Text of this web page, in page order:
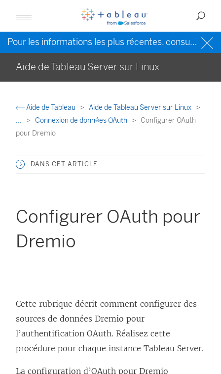
Pour les informations les plus récentes, consultez l’
Aide de Tableau Server sur Linux
Aide de Tableau
Aide de Tableau Server sur Linux
...
Connexion de données OAuth
Configurer OAuth
pour Dremio
DANS CET ARTICLE
Configurer OAuth pour
Dremio
Cette rubrique décrit comment configurer des
sources de données Dremio pour
l’authentification OAuth. Réalisez cette
procédure pour chaque instance Tableau Server.
La configuration d’OAuth pour Dremio